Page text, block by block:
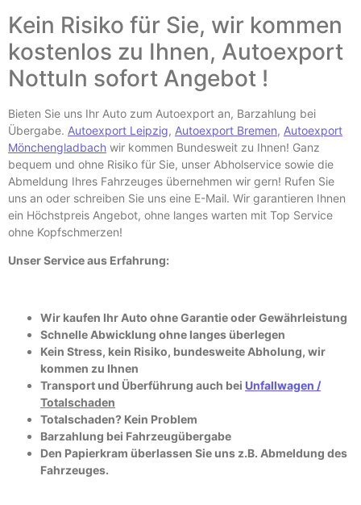
Kein Risiko für Sie, wir kommen
kostenlos zu Ihnen, Autoexport
Nottuln sofort Angebot !
Bieten Sie uns Ihr Auto zum Autoexport an, Barzahlung bei
Übergabe. Autoexport Leipzig, Autoexport Bremen, Autoexport
Mönchengladbach wir kommen Bundesweit zu Ihnen! Ganz
bequem und ohne Risiko für Sie, unser Abholservice sowie die
Abmeldung Ihres Fahrzeuges übernehmen wir gern! Rufen Sie
uns an oder schreiben Sie uns eine E-Mail. Wir garantieren Ihnen
ein Höchstpreis Angebot, ohne langes warten mit Top Service
ohne Kopfschmerzen!
Unser Service aus Erfahrung:
Wir kaufen Ihr Auto ohne Garantie oder Gewährleistung
Schnelle Abwicklung ohne langes überlegen
Kein Stress, kein Risiko, bundesweite Abholung, wir
kommen zu Ihnen
Transport und Überführung auch bei Unfallwagen /
Totalschaden
Totalschaden? Kein Problem
Barzahlung bei Fahrzeugübergabe
Den Papierkram überlassen Sie uns z.B. Abmeldung des
Fahrzeuges.